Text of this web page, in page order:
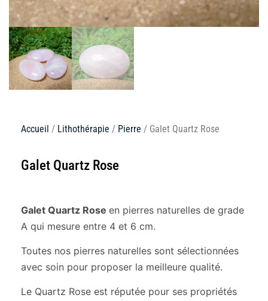
Accueil / Lithothérapie / Pierre / Galet Quartz Rose
Galet Quartz Rose
Galet Quartz Rose en pierres naturelles de grade
A qui mesure entre 4 et 6 cm.
Toutes nos pierres naturelles sont sélectionnées
avec soin pour proposer la meilleure qualité.
Le Quartz Rose est réputée pour ses propriétés